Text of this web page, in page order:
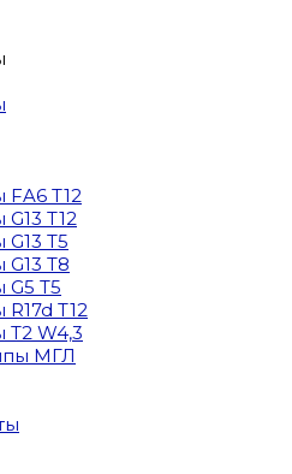
T12
T12
T5
T8
T5
T12
W4,3
МГЛ